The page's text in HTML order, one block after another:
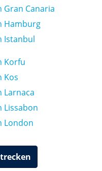
Gran Canaria
Hamburg
Istanbul
Korfu
Kos
Larnaca
Lissabon
London